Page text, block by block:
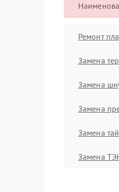
Ремонт
Замена
Замена
Замена
Замена
Замена